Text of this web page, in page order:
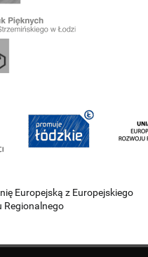
Europejską z Europejskiego
Regionalnego